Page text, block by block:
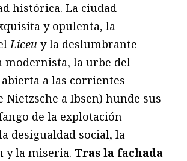
histórica. La ciudad
y opulenta, la
Liceu y la deslumbrante
modernista, la urbe del
abierta a las corrientes
Nietzsche a Ibsen) hunde sus
de la explotación
desigualdad social, la
y la miseria. Tras la fachada